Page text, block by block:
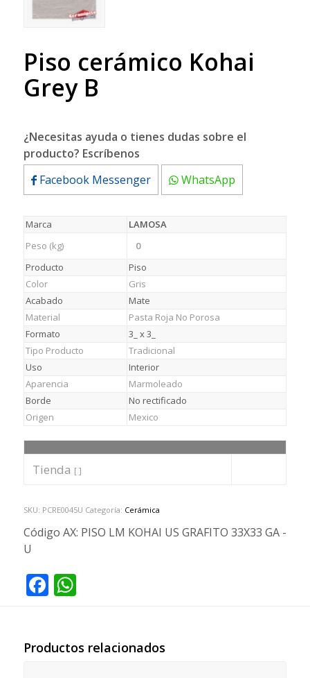
Piso cerámico Kohai
Grey B
¿Necesitas ayuda o tienes dudas sobre el
producto? Escríbenos
Facebook Messenger
WhatsApp
Marca
LAMOSA
Peso (kg)
0
Producto
Piso
Color
Gris
Acabado
Mate
Material
Pasta Roja No Porosa
Formato
3_ x 3_
Tipo Producto
Tradicional
Uso
Interior
Aparencia
Marmoleado
Borde
No rectificado
Origen
Mexico
Tienda [ ]
SKU: PCRE0045U Categoría: Cerámica
Código AX: PISO LM KOHAI US GRAFITO 33X33 GA -
U
Facebook
WhatsApp
Productos relacionados